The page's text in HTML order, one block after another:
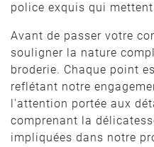
police exquis qui
Avant de passer votre
souligner la nature
broderie. Chaque point
reflétant notre
l'attention portée aux
comprenant la
impliquées dans notre